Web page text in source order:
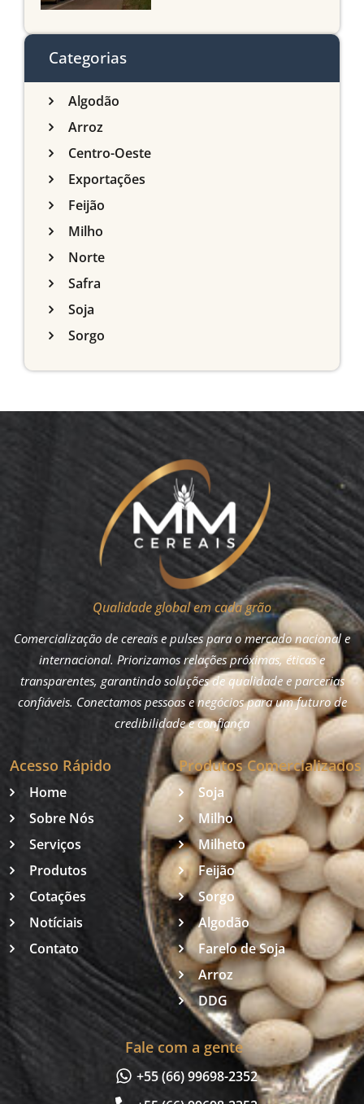
do Sul
Categorias
Algodão
Arroz
Centro-Oeste
Exportações
Feijão
Milho
Norte
Safra
Soja
Sorgo
Qualidade global em cada grão
Comercialização de cereais e pulses para o mercado nacional e
internacional. Priorizamos relações próximas, éticas e
transparentes, garantindo soluções de qualidade e parcerias
confiáveis. Conectamos pessoas e negócios para um futuro de
credibilidade e confiança
Acesso Rápido
Home
Sobre Nós
Serviços
Produtos
Cotações
Notíciais
Contato
Produtos Comercializados
Soja
Milho
Milheto
Feijão
Sorgo
Algodão
Farelo de Soja
Arroz
DDG
Fale com a gente
+55 (66) 99698-2352